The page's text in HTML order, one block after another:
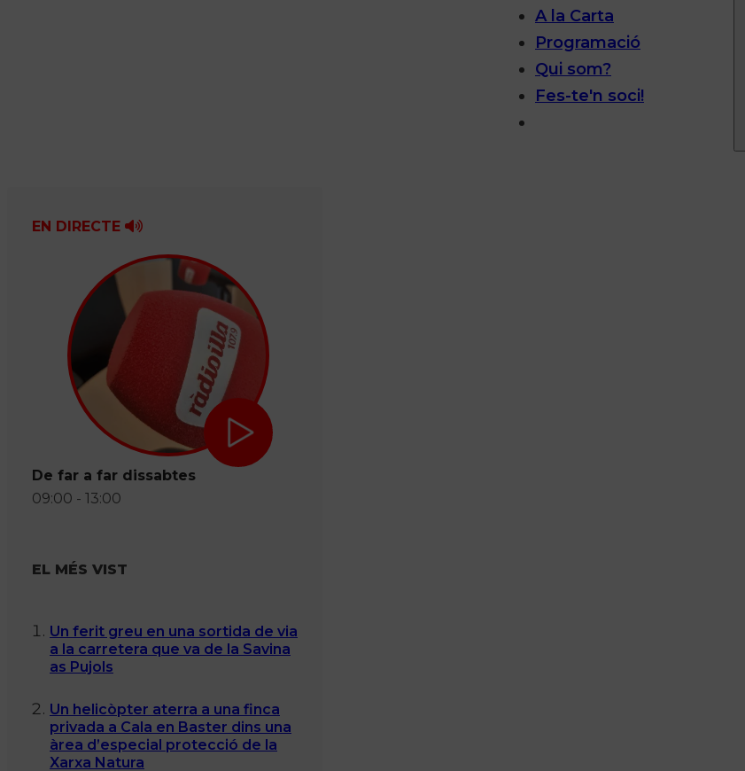
A la Carta
Programació
Qui som?
Fes-te'n soci!
EN DIRECTE
De far a far dissabtes
09:00 - 13:00
EL MÉS VIST
Un ferit greu en una sortida de via
a la carretera que va de la Savina
as Pujols
Un helicòpter aterra a una finca
privada a Cala en Baster dins una
àrea d’especial protecció de la
Xarxa Natura